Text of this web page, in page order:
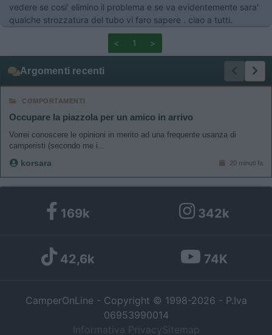
vedere se cosi' elimino il problema e se va evidentemente sara'
qualche strozzatura del tubo vi faro sapere . ciao a tutti.
< 1 >
Argomenti recenti
COMPORTAMENTI
Occupare la piazzola per un amico in arrivo
Vorrei conoscere le opinioni in merito ad una frequente usanza di
camperisti (secondo me i...
korsara 20 minuti fa
169k 342k
42,6k 74K
CamperOnLine - Copyright © 1998-2026 - P.Iva
06953990014
Informativa Privacy Sitemap